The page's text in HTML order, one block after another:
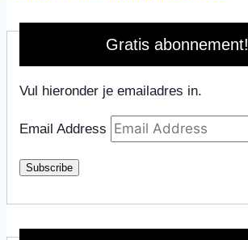
Gratis abonnement!
Vul hieronder je emailadres in.
Email Address
Subscribe